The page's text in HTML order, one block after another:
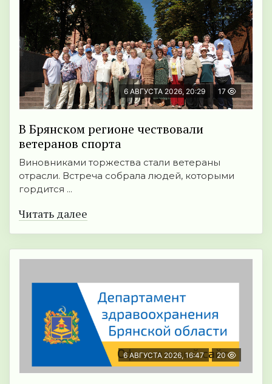
6 АВГУСТА 2026, 20:29 17
В Брянском регионе чествовали
ветеранов спорта
Виновниками торжества стали ветераны
отрасли. Встреча собрала людей, которыми
гордится ...
Читать далее
6 АВГУСТА 2026, 16:47 20